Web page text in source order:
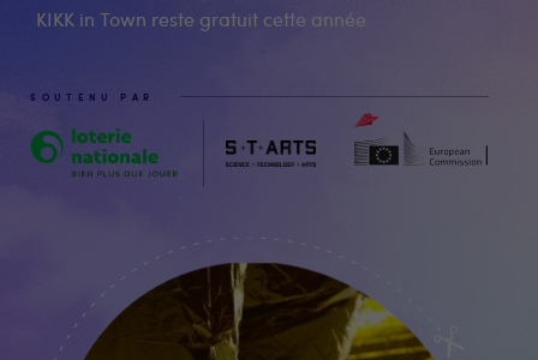
KIKK in Town reste gratuit cette année
SOUTENU PAR